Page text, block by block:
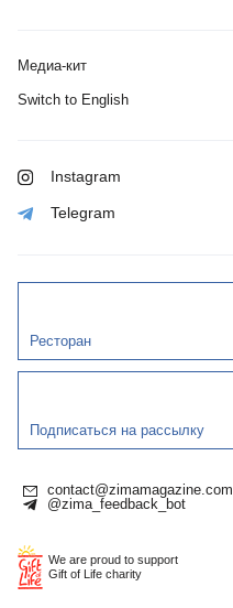
Медиа-кит
Switch to English
Instagram
Telegram
Ресторан
Подписаться на рассылку
contact@zimamagazine.com
@zima_feedback_bot
We are proud to support
Gift of Life charity